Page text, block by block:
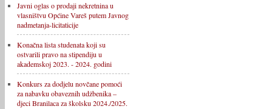
Javni oglas o prodaji nekretnina u
vlasništvu Općine Vareš putem Javnog
nadmetanja-licitaticije
Konačna lista studenata koji su
ostvarili pravo na stipendiju u
akademskoj 2023. - 2024. godini
Konkurs za dodjelu novčane pomoći
za nabavku obaveznih udžbenika –
djeci Branilaca za školsku 2024./2025.